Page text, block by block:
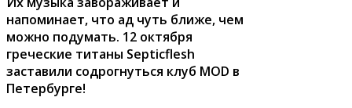
напоминает, что ад чуть ближе, чем
можно подумать. 12 октября
греческие титаны Septicflesh
заставили содрогнуться клуб MOD в
Петербурге!